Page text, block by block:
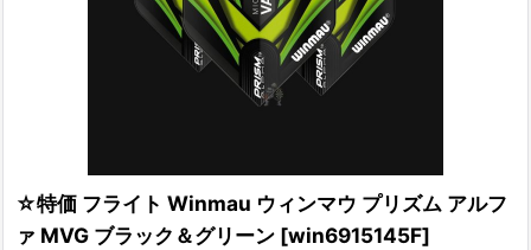
☆特価 フライト Winmau ウィンマウ プリズム アルフ
ァ MVG ブラック＆グリーン [win6915145F]